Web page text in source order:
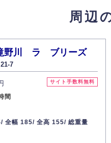
ら自己の個人情報開示の請求が
の内容に誤りがあり、ご本人から
の社内教育
、個人情報の取り扱いについての
野口 幸男
周辺
野川 ラ ブリーズ
7
サイト手数料無料
間
全幅 185/ 全高 155/ 総重量